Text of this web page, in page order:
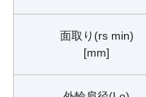
面取り(rs min)
[mm]